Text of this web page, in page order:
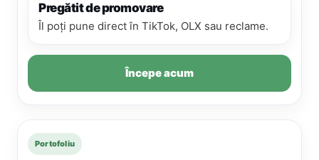
Pregătit de promovare
Îl poți pune direct în TikTok, OLX sau reclame.
Începe acum
Portofoliu